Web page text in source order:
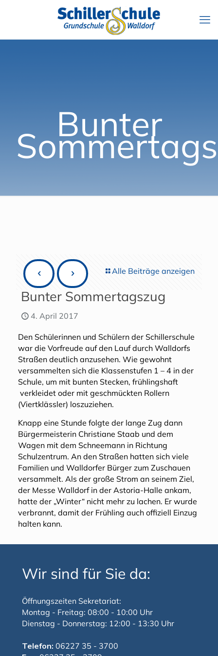
Bunter
Alle Beiträge anzeigen
Bunter Sommertagszug
4. April 2017
Den Schülerinnen und Schülern der Schillerschule
war die Vorfreude auf den Lauf durch Walldorfs
Straßen deutlich anzusehen. Wie gewohnt
versammelten sich die Klassenstufen 1 – 4 in der
Schule, um mit bunten Stecken, frühlingshaft
verkleidet oder mit geschmückten Rollern
(Viertklässler) loszuziehen.
Knapp eine Stunde folgte der lange Zug dann
Bürgermeisterin Christiane Staab und dem
Wagen mit dem Schneemann in Richtung
Schulzentrum. An den Straßen hatten sich viele
Familien und Walldorfer Bürger zum Zuschauen
versammelt. Als der große Strom an seinem Ziel,
der Messe Walldorf in der Astoria-Halle ankam,
hatte der „Winter“ nicht mehr zu lachen. Er wurde
verbrannt, damit der Frühling auch offiziell Einzug
halten kann.
Wir sind für Sie da:
Öffnungszeiten Sekretariat:
Montag - Freitag: 08:00 - 10:00 Uhr
Dienstag - Donnerstag: 12:00 - 13:30 Uhr
Telefon: 06227 35 - 3700